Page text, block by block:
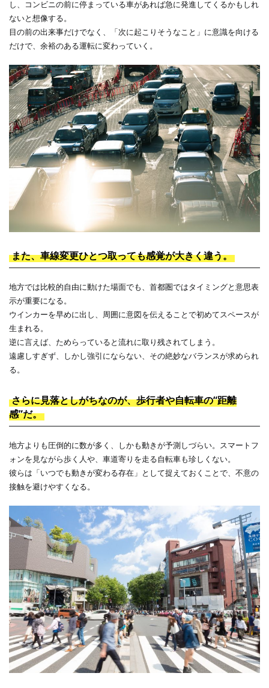
し、コンビニの前に停まっている車があれば急に発進してくるかもしれ
ないと想像する。
目の前の出来事だけでなく、「次に起こりそうなこと」に意識を向ける
だけで、余裕のある運転に変わっていく。
また、車線変更ひとつ取っても感覚が大きく違う。
地方では比較的自由に動けた場面でも、首都圏ではタイミングと意思表
示が重要になる。
ウインカーを早めに出し、周囲に意図を伝えることで初めてスペースが
生まれる。
逆に言えば、ためらっていると流れに取り残されてしまう。
遠慮しすぎず、しかし強引にならない、その絶妙なバランスが求められ
る。
さらに見落としがちなのが、歩行者や自転車の“距離
感”だ。
地方よりも圧倒的に数が多く、しかも動きが予測しづらい。スマートフ
ォンを見ながら歩く人や、車道寄りを走る自転車も珍しくない。
彼らは「いつでも動きが変わる存在」として捉えておくことで、不意の
接触を避けやすくなる。